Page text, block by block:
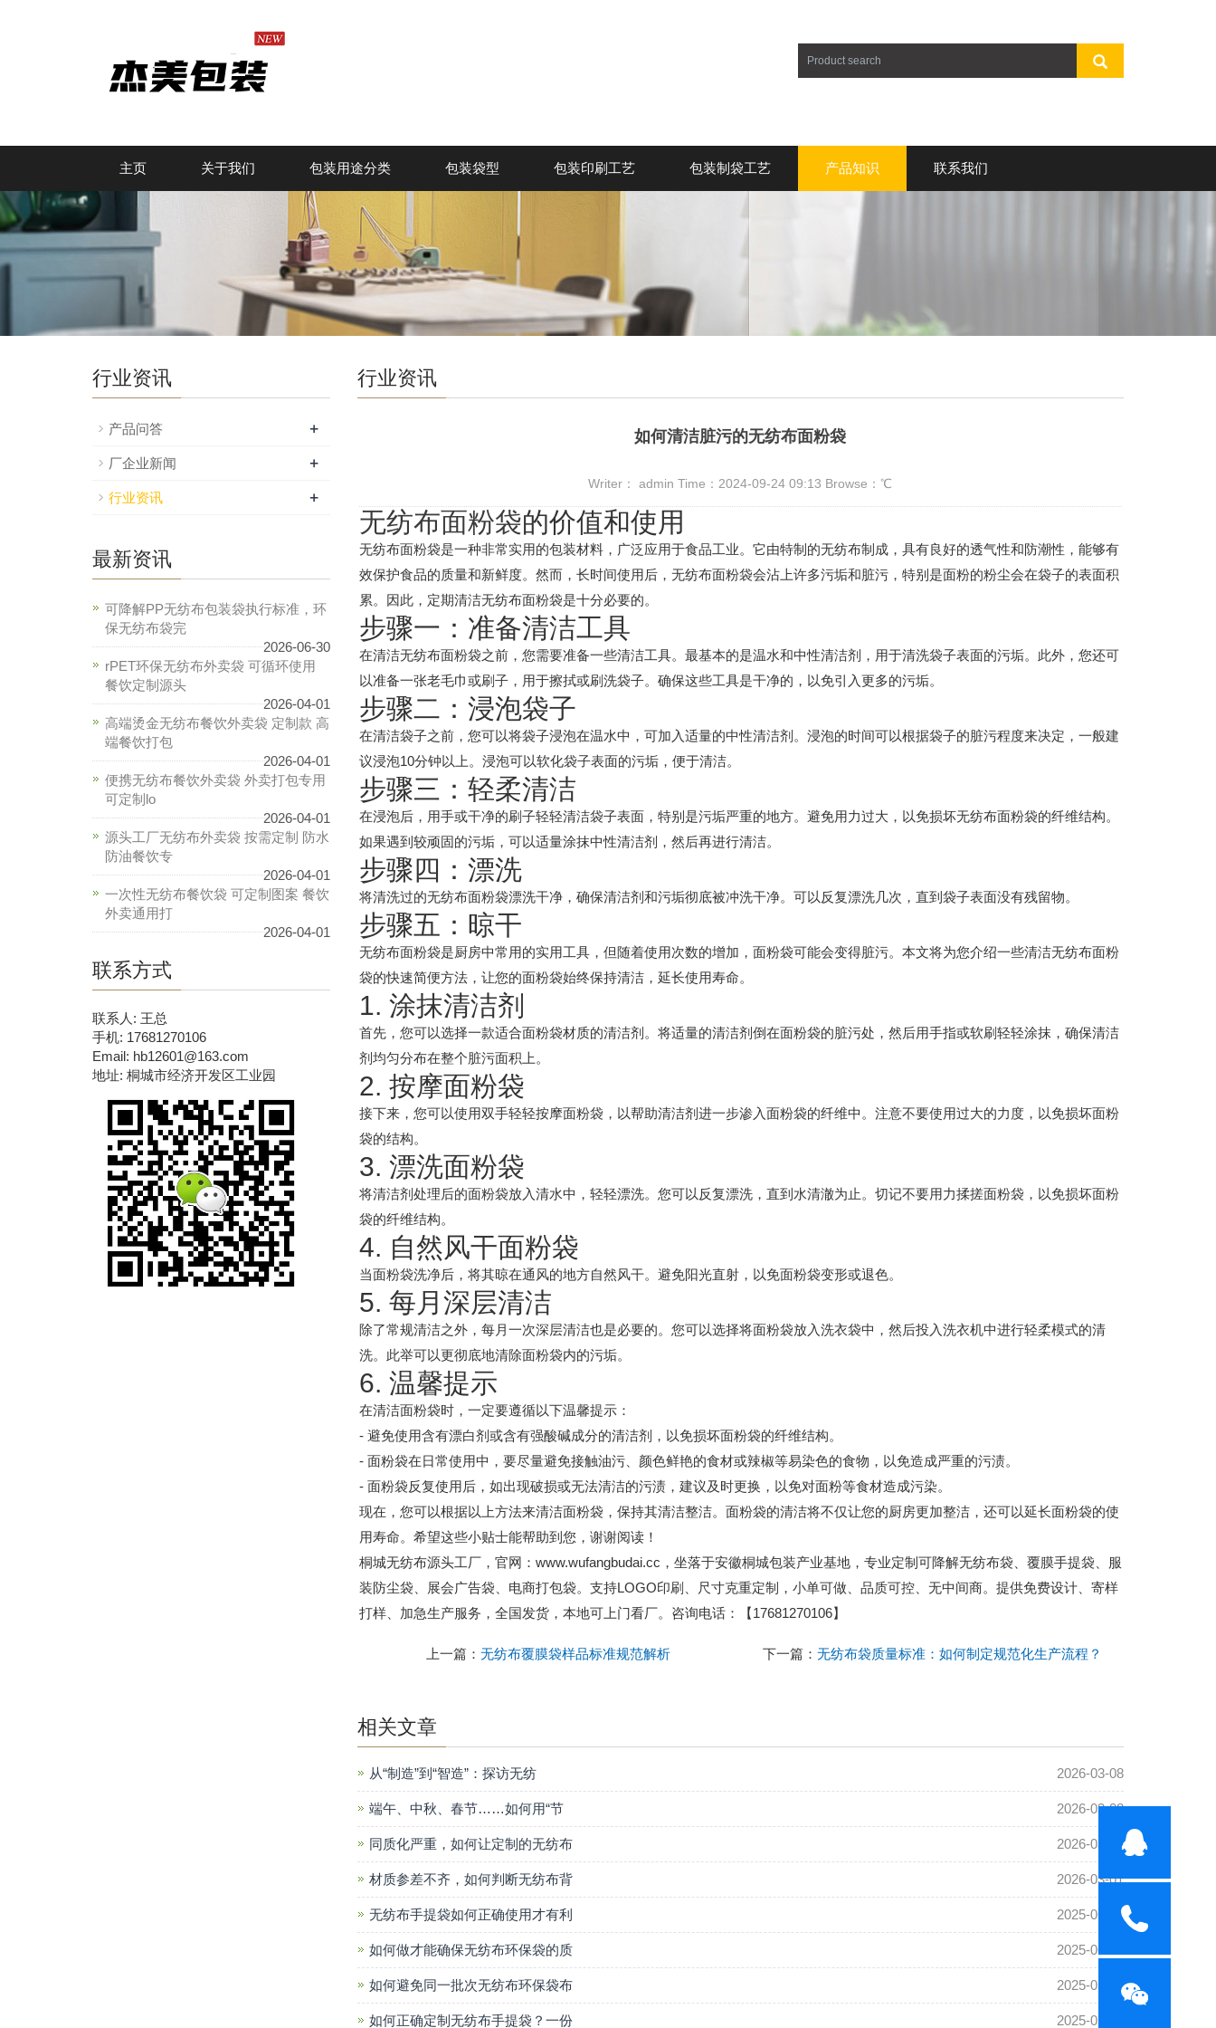
主页 关于我们 包装用途分类 包装袋型 包装印刷工艺 包装制袋工艺 产品知识 联系我们
行业资讯
如何清洁脏污的无纺布面粉袋
Writer： admin Time：2024-09-24 09:13 Browse：℃
无纺布面粉袋的价值和使用
无纺布面粉袋是一种非常实用的包装材料，广泛应用于食品工业。它由特制的无纺布制成，具有良好的透气性和防潮性，能够有
效保护食品的质量和新鲜度。然而，长时间使用后，无纺布面粉袋会沾上许多污垢和脏污，特别是面粉的粉尘会在袋子的表面积
累。因此，定期清洁无纺布面粉袋是十分必要的。
步骤一：准备清洁工具
在清洁无纺布面粉袋之前，您需要准备一些清洁工具。最基本的是温水和中性清洁剂，用于清洗袋子表面的污垢。此外，您还可
以准备一张老毛巾或刷子，用于擦拭或刷洗袋子。确保这些工具是干净的，以免引入更多的污垢。
步骤二：浸泡袋子
在清洁袋子之前，您可以将袋子浸泡在温水中，可加入适量的中性清洁剂。浸泡的时间可以根据袋子的脏污程度来决定，一般建
议浸泡10分钟以上。浸泡可以软化袋子表面的污垢，便于清洁。
步骤三：轻柔清洁
在浸泡后，用手或干净的刷子轻轻清洁袋子表面，特别是污垢严重的地方。避免用力过大，以免损坏无纺布面粉袋的纤维结构。
如果遇到较顽固的污垢，可以适量涂抹中性清洁剂，然后再进行清洁。
步骤四：漂洗
将清洗过的无纺布面粉袋漂洗干净，确保清洁剂和污垢彻底被冲洗干净。可以反复漂洗几次，直到袋子表面没有残留物。
步骤五：晾干
无纺布面粉袋是厨房中常用的实用工具，但随着使用次数的增加，面粉袋可能会变得脏污。本文将为您介绍一些清洁无纺布面粉
袋的快速简便方法，让您的面粉袋始终保持清洁，延长使用寿命。
1. 涂抹清洁剂
首先，您可以选择一款适合面粉袋材质的清洁剂。将适量的清洁剂倒在面粉袋的脏污处，然后用手指或软刷轻轻涂抹，确保清洁
剂均匀分布在整个脏污面积上。
2. 按摩面粉袋
接下来，您可以使用双手轻轻按摩面粉袋，以帮助清洁剂进一步渗入面粉袋的纤维中。注意不要使用过大的力度，以免损坏面粉
袋的结构。
3. 漂洗面粉袋
将清洁剂处理后的面粉袋放入清水中，轻轻漂洗。您可以反复漂洗，直到水清澈为止。切记不要用力揉搓面粉袋，以免损坏面粉
袋的纤维结构。
4. 自然风干面粉袋
当面粉袋洗净后，将其晾在通风的地方自然风干。避免阳光直射，以免面粉袋变形或退色。
5. 每月深层清洁
除了常规清洁之外，每月一次深层清洁也是必要的。您可以选择将面粉袋放入洗衣袋中，然后投入洗衣机中进行轻柔模式的清
洗。此举可以更彻底地清除面粉袋内的污垢。
6. 温馨提示
在清洁面粉袋时，一定要遵循以下温馨提示：
- 避免使用含有漂白剂或含有强酸碱成分的清洁剂，以免损坏面粉袋的纤维结构。
- 面粉袋在日常使用中，要尽量避免接触油污、颜色鲜艳的食材或辣椒等易染色的食物，以免造成严重的污渍。
- 面粉袋反复使用后，如出现破损或无法清洁的污渍，建议及时更换，以免对面粉等食材造成污染。
现在，您可以根据以上方法来清洁面粉袋，保持其清洁整洁。面粉袋的清洁将不仅让您的厨房更加整洁，还可以延长面粉袋的使
用寿命。希望这些小贴士能帮助到您，谢谢阅读！
桐城无纺布源头工厂，官网：www.wufangbudai.cc，坐落于安徽桐城包装产业基地，专业定制可降解无纺布袋、覆膜手提袋、服
装防尘袋、展会广告袋、电商打包袋。支持LOGO印刷、尺寸克重定制，小单可做、品质可控、无中间商。提供免费设计、寄样
打样、加急生产服务，全国发货，本地可上门看厂。咨询电话：【17681270106】
上一篇：无纺布覆膜袋样品标准规范解析 下一篇： 无纺布袋质量标准：如何制定规范化生产流程？
相关文章
从“制造”到“智造”：探访无纺 2026-03-08
端午、中秋、春节……如何用“节 2026-03-08
同质化严重，如何让定制的无纺布 2026-03-01
材质参差不齐，如何判断无纺布背 2026-03-01
无纺布手提袋如何正确使用才有利 2025-06-07
如何做才能确保无纺布环保袋的质 2025-06-01
如何避免同一批次无纺布环保袋布 2025-05-30
如何正确定制无纺布手提袋？一份 2025-05-29
行业资讯
产品问答 +
厂企业新闻 +
行业资讯 +
最新资讯
可降解PP无纺布包装袋执行标准，环
保无纺布袋完
2026-06-30
rPET环保无纺布外卖袋 可循环使用
餐饮定制源头
2026-04-01
高端烫金无纺布餐饮外卖袋 定制款 高
端餐饮打包
2026-04-01
便携无纺布餐饮外卖袋 外卖打包专用
可定制lo
2026-04-01
源头工厂无纺布外卖袋 按需定制 防水
防油餐饮专
2026-04-01
一次性无纺布餐饮袋 可定制图案 餐饮
外卖通用打
2026-04-01
联系方式
联系人: 王总
手机: 17681270106
Email: hb12601@163.com
地址: 桐城市经济开发区工业园